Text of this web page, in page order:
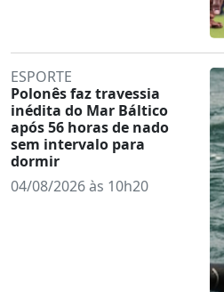
ESPORTE
Polonês faz travessia
inédita do Mar Báltico
após 56 horas de nado
sem intervalo para
dormir
04/08/2026 às 10h20